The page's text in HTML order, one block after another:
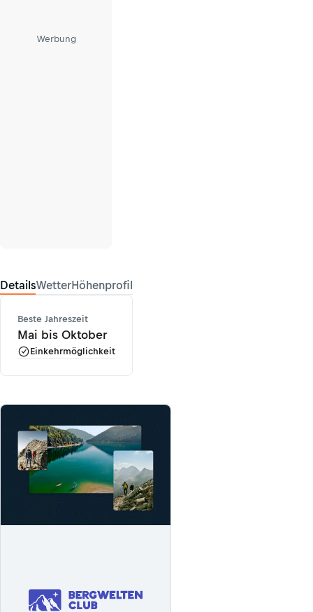
Werbung
DetailsWetterHöhenprofil
Beste Jahreszeit
Mai bis Oktober
Einkehrmöglichkeit